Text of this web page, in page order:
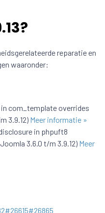
reparatie en
waaronder:
com_template overrides
3.9.12) Meer informatie »
in phpuft8
3.6.0 t/m 3.9.12) Meer
#26615#26865